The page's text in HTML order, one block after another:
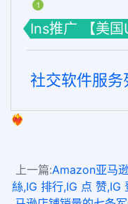
1
Ins推广 【美
社交软件服
❤️‍🔥
上一篇:Amazon亚马
絲,IG 排行,IG 点 赞,IG